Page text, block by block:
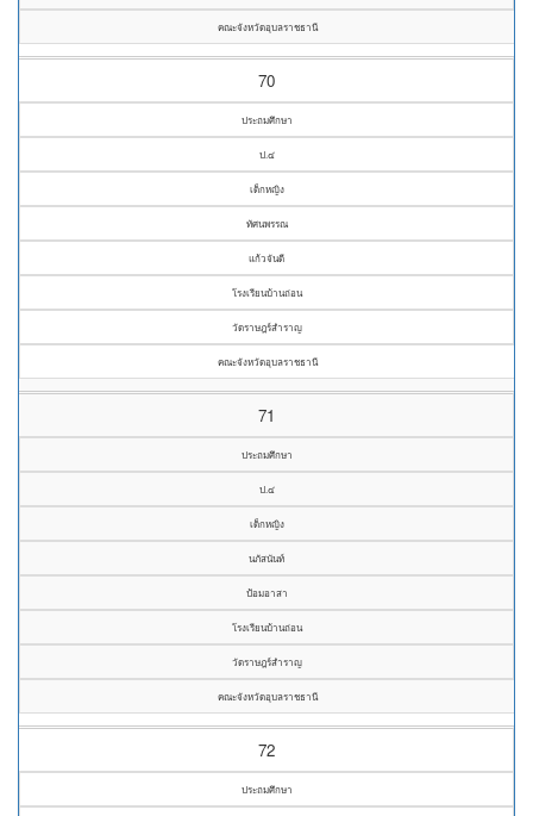
คณะจังหวัดอุบลราชธานี
70
ประถมศึกษา
ป.๔
เด็กหญิง
ทัศนพรรณ
แก้วจันดี
โรงเรียนบ้านถ่อน
วัดราษฎร์สำราญ
คณะจังหวัดอุบลราชธานี
71
ประถมศึกษา
ป.๔
เด็กหญิง
นภัสนันท์
ป้อมอาสา
โรงเรียนบ้านถ่อน
วัดราษฎร์สำราญ
คณะจังหวัดอุบลราชธานี
72
ประถมศึกษา